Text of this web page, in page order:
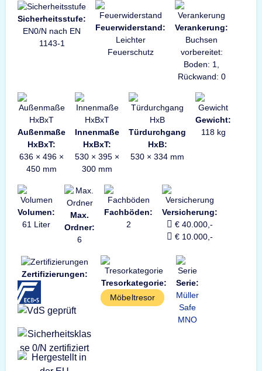
Sicherheitsstufe:
EN0/N nach EN
1143-1
Feuerwiderstand:
Leichter
Feuerschutz
Verankerung:
Buchsen
vorbereitet:
Boden: 1,
Rückwand: 0
Außenmaße
HxBxT:
636 × 496 ×
450 mm
Innenmaße
HxBxT:
530 × 395 ×
300 mm
Türdurchgang
HxB:
530 × 334 mm
Gewicht:
118 kg
Volumen:
61 Liter
Max.
Ordner:
6
Fachböden:
2
Versicherung:
€ 40.000,-
€ 10.000,-
Zertifizierungen:
Tresorkategorie:
Möbeltresor
Serie:
Müller
Safe
MNO